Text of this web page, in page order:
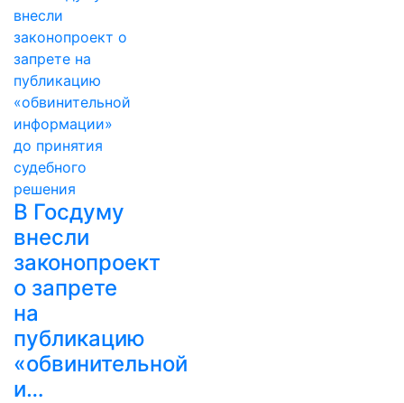
В Госдуму
внесли
законопроект
о запрете
на
публикацию
«обвинительной
и…